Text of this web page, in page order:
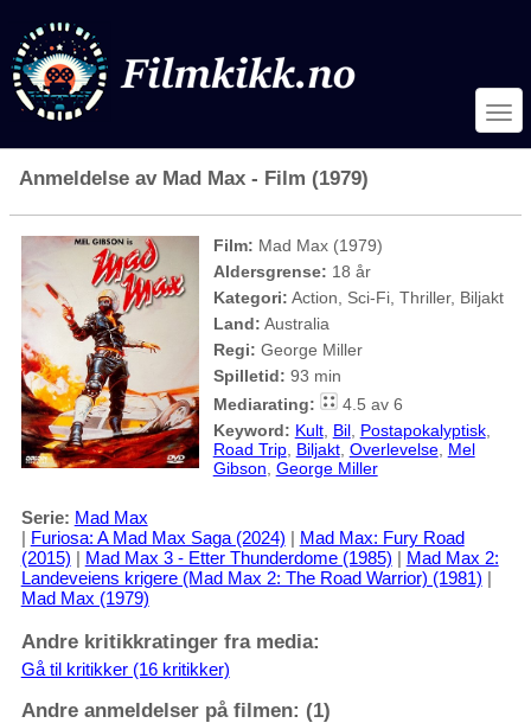
Anmeldelse av Mad Max - Film (1979)
Film: Mad Max (1979)
Aldersgrense: 18 år
Kategori: Action, Sci-Fi, Thriller, Biljakt
Land: Australia
Regi: George Miller
Spilletid: 93 min
Mediarating:
4.5 av 6
Keyword: Kult, Bil, Postapokalyptisk,
Road Trip, Biljakt, Overlevelse, Mel
Gibson George Miller
Serie: Mad Max
| Furiosa: A Mad Max Saga (2024) | Mad Max: Fury Road
(2015) | Mad Max 3 - Etter Thunderdome (1985) | Mad Max 2:
Landeveiens krigere (Mad Max 2: The Road Warrior) (1981) |
Mad Max (1979)
Andre kritikkratinger fra media:
Gå til kritikker (16 kritikker)
Andre anmeldelser på filmen: (1)